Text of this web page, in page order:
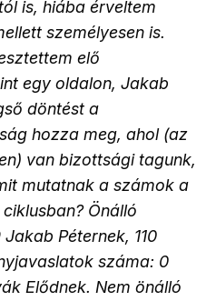
is, hiába érveltem
személyesen is.
elő
egy oldalon, Jakab
döntést a
hozza meg, ahol (az
van bizottsági tagunk,
mutatnak a számok a
Önálló
Péternek, 110
száma: 0
Elődnek. Nem önálló